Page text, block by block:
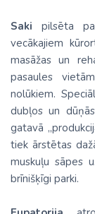
Saki pilsēta
vecākajiem
masāžas un
pasaules
nolūkiem.
dubļos un
gatavā
tiek ārstētas
muskuļu sāpes
brīnišķīgi parki.